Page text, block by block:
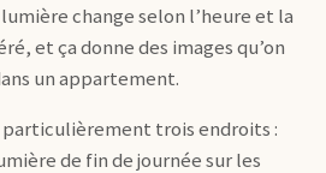
change selon l’heure et la
et ça donne des images qu’on
un appartement.
particulièrement trois endroits :
de fin de journée sur les